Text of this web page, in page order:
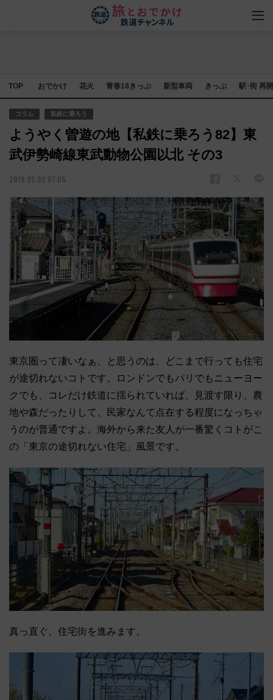
TOP おでかけ 花火 青春18きっぷ 新型車両 きっぷ 駅･街 再
コラム 私鉄に乗ろう
ようやく曽遊の地【私鉄に乗ろう82】東
武伊勢崎線東武動物公園以北 その3
2019.05.02 07:05
東京圏って凄いなぁ、と思うのは、どこまで行っても住宅
が途切れないコトです。ロンドンでもパリでもニューヨー
クでも、コレだけ鉄道に揺られていれば、見渡す限り、農
地や森だったりして、民家なんて点在する程度になっちゃ
うのが普通ですよ。海外から来た友人が一番驚くコトがこ
の「東京の途切れない住宅」風景です。
真っ直ぐ、住宅街を進みます。